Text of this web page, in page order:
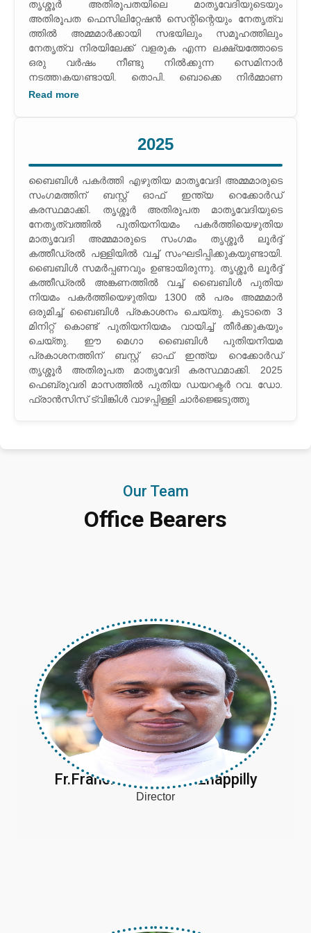
പള്ളികളിലായി പതിനായിരത്തോളം അമ്മമാര്‍ ഇന്ന്
മാതൃവേദിയിലുണ്ട്.
21.11.2023 ന് 1300 ഓളം അമ്മമാര്‍ മെഗാ കോല്‍ക്കളി
ലൂര്‍ദ്ദ് ദൈവാലയ അങ്കണത്തില്‍ അരങ്ങേറി. നാനാ
ജാതി മതസ്ഥര്‍ കാണികളായി നിരന്ന മെഗാ സംരംഭം
ആലേെ ീള കിറശമ ണീൃഹറ ഞലരീൃറ ന് അര്‍ഹത
നേടി. തൃശ്ശൂര്‍ അതിരൂപത മാതൃവേദിയുടെ സംഗമം
മാതൃസ്പര്‍ശം സമുചിതമായി ആഘോഷിച്ചു.
രണ്ടായിരത്തോളം അമ്മമാര്‍ ഈ സംഗമത്തില്‍
കലാപരിപാടികള്‍ അരങ്ങേറി.
തൃശ്ശൂര്‍ അതിരൂപതയിലെ മാതൃവേദിയുടെയും
അതിരൂപത ഫെസിലിറ്റേഷന്‍ സെന്റിന്റെയും നേതൃത്വ
ത്തില്‍ അമ്മമാര്‍ക്കായി സഭയിലും സമൂഹത്തിലും
നേതൃത്വ നിരയിലേക്ക് വളരുക എന്ന ലക്ഷ്യത്തോടെ
ഒരു വര്‍ഷം നീണ്ടു നില്‍ക്കുന്ന സെമിനാര്‍
നടത്തുകയുണ്ടായി. തൊപ്പി, ബൊക്കെ നിര്‍മ്മാണ
പരിശീലനം നടത്തുകയുണ്ടായി. തൃശ്ശൂര്‍ അതിരൂപത
നടക്കുന്ന ഇന്റര്‍നാഷണല്‍ മിഷന്‍ കോണ്‍ഗ്രസ് സംഗമം
നടത്തി. ഗ്ലോബല്‍ മാതൃവേദി മാര്‍ഗ്ഗംകളി മത്സരം
സീറോ മലബാര്‍ ഗ്ലോബല്‍ മാതൃവേദിയുടെ
നേതൃത്വത്തില്‍ രൂപതകളില്‍ തമ്മിലുള്ള മാര്‍ഗ്ഗംകളി
മത്സരം തൃശ്ശൂര്‍ ഫാമിലി അപ്പൊസ്റ്റൊലേറ്റില്‍ വച്ച്
നടത്തുകയുണ്ടായി. പുത്തന്‍പാന നൃത്ത സംഗീത
ആവിഷ്‌ക്കാരത്തിന് തൃശ്ശൂര്‍ അതിരൂപത മാതൃവേദി ബസ്റ്റ്
ഓഫ് ഇന്ത്യ റെക്കോര്‍ഡ് കരസ്ഥമാക്കി. അര്‍ണോസ്
പാതിരിയുടെ ഭാരതപ്രവേശനത്തിന്റെ 325-ാം
വര്‍ഷത്തിലേക്ക് പ്രവേശിക്കുന്നതിനോട് അനുബന്ധിച്ച്
തൃശ്ശൂര്‍ അതിരൂപത മാതൃവേദിയുടെ നേതൃത്വത്തില്‍
പുത്തന്‍പാനയുടെ സംഗീത നൃത്ത ആവിഷ്‌ക്കാരം
സംഘടിപ്പിച്ചത്.
Read more
2025
ബൈബിള്‍ പകര്‍ത്തി എഴുതിയ മാതൃവേദി അമ്മമാരുടെ
സംഗമത്തിന് ബസ്റ്റ് ഓഫ് ഇന്ത്യ റെക്കോര്‍ഡ്
കരസ്ഥമാക്കി. തൃശ്ശൂര്‍ അതിരൂപത മാതൃവേദിയുടെ
നേതൃത്വത്തില്‍ പുതിയനിയമം പകര്‍ത്തിയെഴുതിയ
മാതൃവേദി അമ്മമാരുടെ സംഗമം തൃശ്ശൂര്‍ ലൂര്‍ദ്ദ്
കത്തീഡ്രല്‍ പള്ളിയില്‍ വച്ച് സംഘടിപ്പിക്കുകയുണ്ടായി.
ബൈബിള്‍ സമര്‍പ്പണവും ഉണ്ടായിരുന്നു. തൃശ്ശൂര്‍ ലൂര്‍ദ്ദ്
കത്തീഡ്രല്‍ അങ്കണത്തില്‍ വച്ച് ബൈബിള്‍ പുതിയ
നിയമം പകര്‍ത്തിയെഴുതിയ 1300 ല്‍ പരം അമ്മമാര്‍
ഒരുമിച്ച് ബൈബിള്‍ പ്രകാശനം ചെയ്തു. കൂടാതെ 3
മിനിറ്റ് കൊണ്ട് പുതിയനിയമം വായിച്ച് തീര്‍ക്കുകയും
ചെയ്തു. ഈ മെഗാ ബൈബിള്‍ പുതിയനിയമ
പ്രകാശനത്തിന് ബസ്റ്റ് ഓഫ് ഇന്ത്യ റെക്കോര്‍ഡ്
തൃശ്ശൂര്‍ അതിരൂപത മാതൃവേദി കരസ്ഥമാക്കി. 2025
ഫെബ്രുവരി മാസത്തില്‍ പുതിയ ഡയറക്ടര്‍ റവ. ഡോ.
ഫ്രാന്‍സിസ് ട്വിങ്കിള്‍ വാഴപ്പിള്ളി ചാര്‍ജ്ജെടുത്തു
Our Team
Office Bearers
Fr.Francis Twinkle Vazhappilly
Director